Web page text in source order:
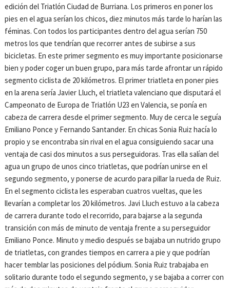
edición del Triatlón Ciudad de Burriana. Los primeros en poner los
pies en el agua serían los chicos, diez minutos más tarde lo harían las
féminas. Con todos los participantes dentro del agua serían 750
metros los que tendrían que recorrer antes de subirse a sus
bicicletas. En este primer segmento es muy importante posicionarse
bien y poder coger un buen grupo, para más tarde afrontar un rápido
segmento ciclista de 20 kilómetros. El primer triatleta en poner pies
en la arena sería Javier Lluch, el triatleta valenciano que disputará el
Campeonato de Europa de Triatlón U23 en Valencia, se ponía en
cabeza de carrera desde el primer segmento. Muy de cerca le seguía
Emiliano Ponce y Fernando Santander. En chicas Sonia Ruiz hacía lo
propio y se encontraba sin rival en el agua consiguiendo sacar una
ventaja de casi dos minutos a sus perseguidoras. Tras ella salían del
agua un grupo de unos cinco triatletas, que podrían unirse en el
segundo segmento, y ponerse de acurdo para pillar la rueda de Ruiz.
En el segmento ciclista les esperaban cuatros vueltas, que les
llevarían a completar los 20 kilómetros. Javi Lluch estuvo a la cabeza
de carrera durante todo el recorrido, para bajarse a la segunda
transición con más de minuto de ventaja frente a su perseguidor
Emiliano Ponce. Minuto y medio después se bajaba un nutrido grupo
de triatletas, con grandes tiempos en carrera a pie y que podrían
hacer temblar las posiciones del pódium. Sonia Ruiz trabajaba en
solitario durante todo el segundo segmento, y se bajaba a correr con